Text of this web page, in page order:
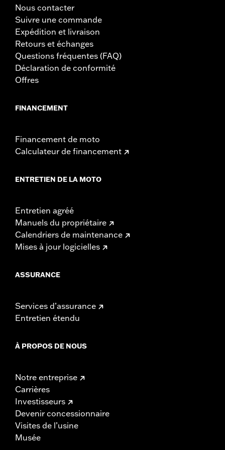
Nous contacter
Suivre une commande
Expédition et livraison
Retours et échanges
Questions fréquentes (FAQ)
Déclaration de conformité
Offres
FINANCEMENT
Financement de moto
Calculateur de financement
ENTRETIEN DE LA MOTO
Entretien agréé
Manuels du propriétaire
Calendriers de maintenance
Mises à jour logicielles
ASSURANCE
Services d’assurance
Entretien étendu
À PROPOS DE NOUS
Notre entreprise
Carrières
Investisseurs
Devenir concessionnaire
Visites de l’usine
Musée